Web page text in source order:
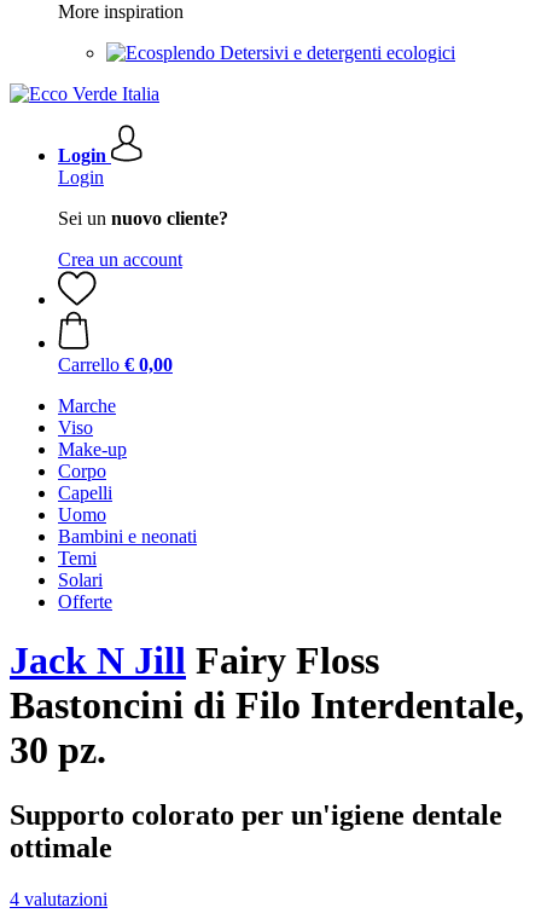
More inspiration
Detersivi e detergenti ecologici
Login
Login
Sei un nuovo cliente?
Crea un account
Carrello € 0,00
Marche
Viso
Make-up
Corpo
Capelli
Uomo
Bambini e neonati
Temi
Solari
Offerte
Jack N Jill Fairy Floss
Bastoncini di Filo Interdentale,
30 pz.
Supporto colorato per un'igiene dentale
ottimale
4 valutazioni